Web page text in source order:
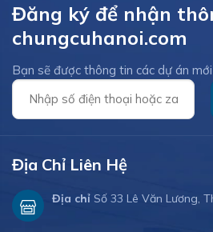
Đăng ký để nhận
chungcuhanoi.com
Bạn sẽ được thông tin các dự án mới
Địa Chỉ Liên Hệ
Địa chỉ Số 33 Lê Văn Lương,